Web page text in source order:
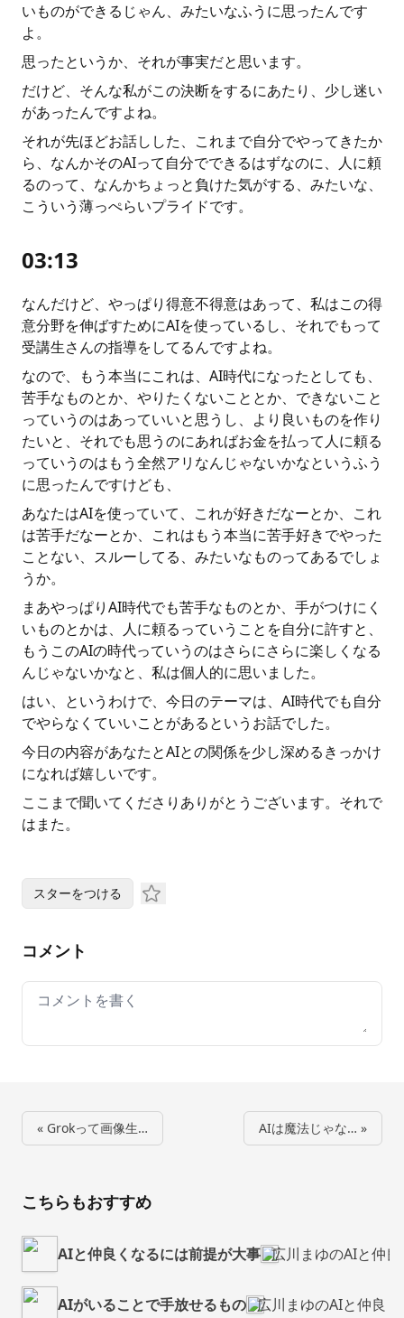
いものができるじゃん、みたいなふうに思ったんです
よ。
思ったというか、それが事実だと思います。
だけど、そんな私がこの決断をするにあたり、少し迷い
があったんですよね。
それが先ほどお話しした、これまで自分でやってきたか
ら、なんかそのAIって自分でできるはずなのに、人に頼
るのって、なんかちょっと負けた気がする、みたいな、
こういう薄っぺらいプライドです。
03:13
なんだけど、やっぱり得意不得意はあって、私はこの得
意分野を伸ばすためにAIを使っているし、それでもって
受講生さんの指導をしてるんですよね。
なので、もう本当にこれは、AI時代になったとしても、
苦手なものとか、やりたくないこととか、できないこと
っていうのはあっていいと思うし、より良いものを作り
たいと、それでも思うのにあればお金を払って人に頼る
っていうのはもう全然アリなんじゃないかなというふう
に思ったんですけども、
あなたはAIを使っていて、これが好きだなーとか、これ
は苦手だなーとか、これはもう本当に苦手好きでやった
ことない、スルーしてる、みたいなものってあるでしょ
うか。
まあやっぱりAI時代でも苦手なものとか、手がつけにく
いものとかは、人に頼るっていうことを自分に許すと、
もうこのAIの時代っていうのはさらにさらに楽しくなる
んじゃないかなと、私は個人的に思いました。
はい、というわけで、今日のテーマは、AI時代でも自分
でやらなくていいことがあるというお話でした。
今日の内容があなたとAIとの関係を少し深めるきっかけ
になれば嬉しいです。
ここまで聞いてくださりありがとうございます。それで
はまた。
スターをつける
コメント
Your comment
« Grokって画像生… AIは魔法じゃな… »
こちらもおすすめ
AIと仲良くなるには前提が大事 広川まゆのAIと仲
AIがいることで手放せるもの 広川まゆのAIと仲良